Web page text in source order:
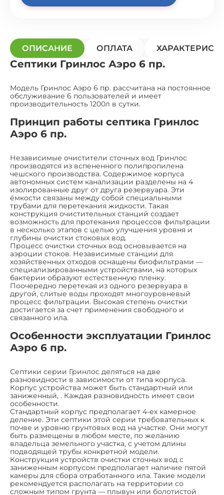
ОПИСАНИЕ ОПЛАТА
Септики Гринлос Аэро 6 пр.
Модель Гринлос Аэро 6 пр. рассчитана на постоянное
обслуживание 6 пользователей и имеет
производительность 1200л в сутки.
Принцип работы септика Гринлос
Аэро 6 пр.
Независимые очистители сточных вод Гринлос
производятся из вспененного полипропилена
чешского производства. Содержимое корпуса
автономных систем канализации разделены на 4
изолированные друг от друга резервуара. Эти
ёмкости связаны между собой специальными
трубами для перетекания жидкости. Такая
конструкция очистительных станций создает
возможность для протекания процессов фильтрации
в несколько этапов с целью улучшения уровня и
глубины очистки стоковых вод.
Процесс очистки сточных вод основывается на
аэроции стоков. Независимые станции для
хозяйственных отходов оснащены биофильтрами —
специализированными устройствами, на которых
бактерии образуют естественную пленку.
Поочередно перетекая из одного резервуара в
другой, слитые воды проходят многоуровневый
процесс фильтрации. Высокая степень очистки
достигается за счет применения свободного и
связанного ила.
Особенности эксплуатации Гринлос
Аэро 6 пр.
Септики серии Гринлос деляться на две
разновидности в зависимости от типа корпуса.
Корпус устройства может быть стандартный или
заниженный, . Каждая разновидность имеет свои
особенности.
Стандартный корпус предполагает 4-ех камерное
деление. Эти септики этой серии требовательных к
почве и уровню грунтовых вод на участке. Они могут
быть размещены в любом месте, по желанию
владельца земельного участка, с учетом длины
подводящей трубы конкретной модели.
Конструкция устройств очистки сточных вод с
заниженным корпусом предполагает наличие пятой
камеры для сбора отработанного ила. Такие модели
рекомендуется располагать на территории со
сложным типом грунта — плывун или болотистой